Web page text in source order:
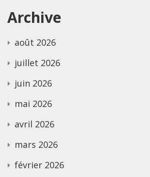
Archive
août 2026
juillet 2026
juin 2026
mai 2026
avril 2026
mars 2026
février 2026